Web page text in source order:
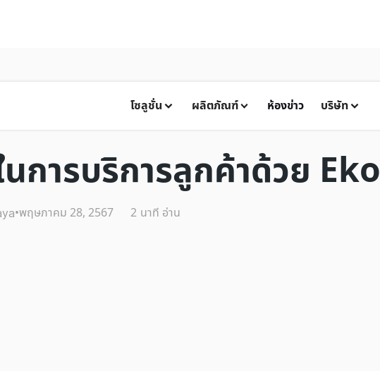
โซลูชั่น ผลิตภัณฑ์ ห้องข่าว บริษัท
การบริการลูกค้าด้วย Eko
•พฤษภาคม 28, 2567 2 นาที อ่าน